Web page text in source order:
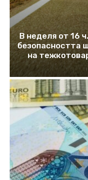
В неделя от 16
безопасността
на